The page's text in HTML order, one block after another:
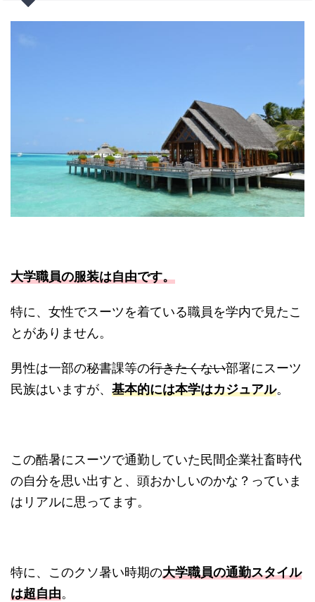
大学職員の服装は自由です。
特に、女性でスーツを着ている職員を学内で見たこ
とがありません。
男性は一部の秘書課等の行きたくない部署にスーツ
民族はいますが、 基本的には本学はカジュアル。
この酷暑にスーツで通勤していた民間企業社畜時代
の自分を思い出すと、頭おかしいのかな？っていま
はリアルに思ってます。
特に、このクソ暑い時期の大学職員の通勤スタイル
は超自由。